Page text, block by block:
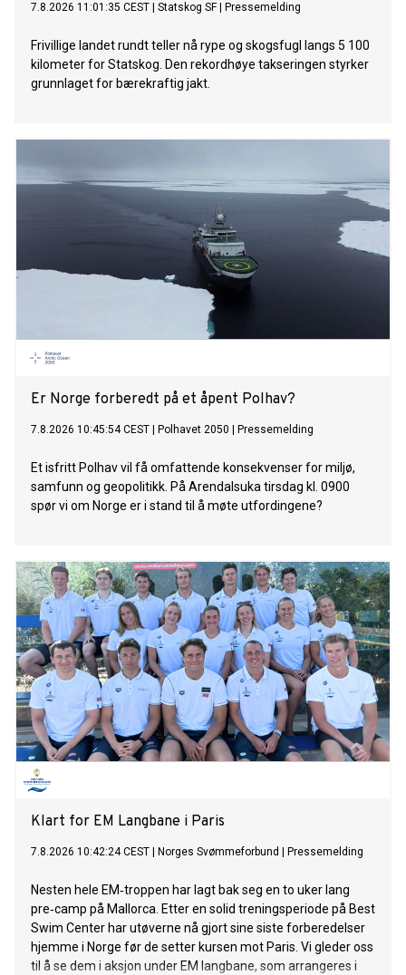
7.8.2026 11:01:35 CEST Statskog SF| Pressemelding
Frivillige landet rundt teller nå rype og skogsfugl langs 5 100
kilometer for Statskog. Den rekordhøye takseringen styrker
grunnlaget for bærekraftig jakt.
Er Norge forberedt på et åpent Polhav?
7.8.2026 10:45:54 CEST Polhavet 2050 Pressemelding
Et isfritt Polhav vil få omfattende konsekvenser for miljø,
samfunn og geopolitikk. På Arendalsuka tirsdag kl. 0900
spør vi om Norge er i stand til å møte utfordingene?
Klart for EM Langbane i Paris
7.8.2026 10:42:24 CEST Norges Svømmeforbund Pressemelding
Nesten hele EM‑troppen har lagt bak seg en to uker lang
pre‑camp på Mallorca. Etter en solid treningsperiode på Best
Swim Center har utøverne nå gjort sine siste forberedelser
hjemme i Norge før de setter kursen mot Paris. Vi gleder oss
til å se dem i aksjon under EM langbane, som arrangeres i